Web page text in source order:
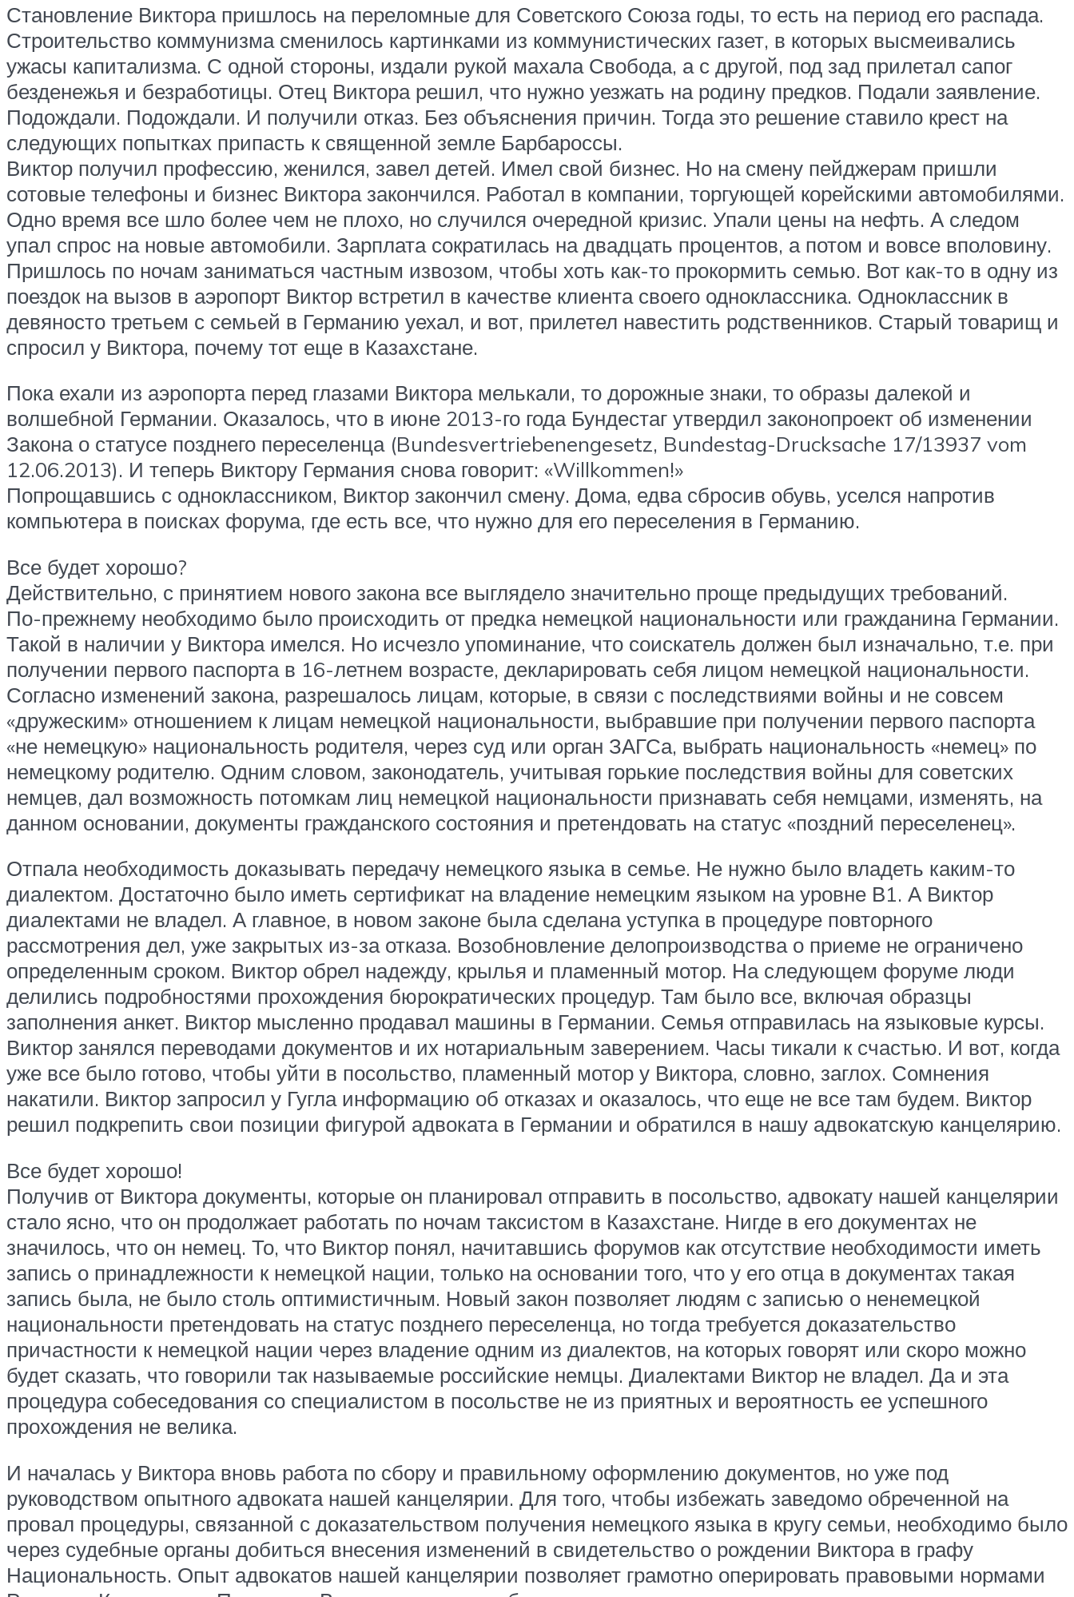
Становление Виктора пришлось на переломные для Советского Союза годы, то есть на период его распада.
Строительство коммунизма сменилось картинками из коммунистических газет, в которых высмеивались
ужасы капитализма. С одной стороны, издали рукой махала Свобода, а с другой, под зад прилетал сапог
безденежья и безработицы. Отец Виктора решил, что нужно уезжать на родину предков. Подали заявление.
Подождали. Подождали. И получили отказ. Без объяснения причин. Тогда это решение ставило крест на
следующих попытках припасть к священной земле Барбароссы.
Виктор получил профессию, женился, завел детей. Имел свой бизнес. Но на смену пейджерам пришли
сотовые телефоны и бизнес Виктора закончился. Работал в компании, торгующей корейскими автомобилями.
Одно время все шло более чем не плохо, но случился очередной кризис. Упали цены на нефть. А следом
упал спрос на новые автомобили. Зарплата сократилась на двадцать процентов, а потом и вовсе вполовину.
Пришлось по ночам заниматься частным извозом, чтобы хоть как-то прокормить семью. Вот как-то в одну из
поездок на вызов в аэропорт Виктор встретил в качестве клиента своего одноклассника. Одноклассник в
девяносто третьем с семьей в Германию уехал, и вот, прилетел навестить родственников. Старый товарищ и
спросил у Виктора, почему тот еще в Казахстане.
Пока ехали из аэропорта перед глазами Виктора мелькали, то дорожные знаки, то образы далекой и
волшебной Германии. Оказалось, что в июне 2013-го года Бундестаг утвердил законопроект об изменении
Закона о статусе позднего переселенца (Bundesvertriebenengesetz, Bundestag-Drucksache 17/13937 vom
12.06.2013). И теперь Виктору Германия снова говорит: «Willkommen!»
Попрощавшись с одноклассником, Виктор закончил смену. Дома, едва сбросив обувь, уселся напротив
компьютера в поисках форума, где есть все, что нужно для его переселения в Германию.
Все будет хорошо?
Действительно, с принятием нового закона все выглядело значительно проще предыдущих требований.
По-прежнему необходимо было происходить от предка немецкой национальности или гражданина Германии.
Такой в наличии у Виктора имелся. Но исчезло упоминание, что соискатель должен был изначально, т.е. при
получении первого паспорта в 16-летнем возрасте, декларировать себя лицом немецкой национальности.
Согласно изменений закона, разрешалось лицам, которые, в связи с последствиями войны и не совсем
«дружеским» отношением к лицам немецкой национальности, выбравшие при получении первого паспорта
«не немецкую» национальность родителя, через суд или орган ЗАГСа, выбрать национальность «немец» по
немецкому родителю. Одним словом, законодатель, учитывая горькие последствия войны для советских
немцев, дал возможность потомкам лиц немецкой национальности признавать себя немцами, изменять, на
данном основании, документы гражданского состояния и претендовать на статус «поздний переселенец».
Отпала необходимость доказывать передачу немецкого языка в семье. Не нужно было владеть каким-то
диалектом. Достаточно было иметь сертификат на владение немецким языком на уровне В1. А Виктор
диалектами не владел. А главное, в новом законе была сделана уступка в процедуре повторного
рассмотрения дел, уже закрытых из-за отказа. Возобновление делопроизводства о приеме не ограничено
определенным сроком. Виктор обрел надежду, крылья и пламенный мотор. На следующем форуме люди
делились подробностями прохождения бюрократических процедур. Там было все, включая образцы
заполнения анкет. Виктор мысленно продавал машины в Германии. Семья отправилась на языковые курсы.
Виктор занялся переводами документов и их нотариальным заверением. Часы тикали к счастью. И вот, когда
уже все было готово, чтобы уйти в посольство, пламенный мотор у Виктора, словно, заглох. Сомнения
накатили. Виктор запросил у Гугла информацию об отказах и оказалось, что еще не все там будем. Виктор
решил подкрепить свои позиции фигурой адвоката в Германии и обратился в нашу адвокатскую канцелярию.
Все будет хорошо!
Получив от Виктора документы, которые он планировал отправить в посольство, адвокату нашей канцелярии
стало ясно, что он продолжает работать по ночам таксистом в Казахстане. Нигде в его документах не
значилось, что он немец. То, что Виктор понял, начитавшись форумов как отсутствие необходимости иметь
запись о принадлежности к немецкой нации, только на основании того, что у его отца в документах такая
запись была, не было столь оптимистичным. Новый закон позволяет людям с записью о ненемецкой
национальности претендовать на статус позднего переселенца, но тогда требуется доказательство
причастности к немецкой нации через владение одним из диалектов, на которых говорят или скоро можно
будет сказать, что говорили так называемые российские немцы. Диалектами Виктор не владел. Да и эта
процедура собеседования со специалистом в посольстве не из приятных и вероятность ее успешного
прохождения не велика.
И началась у Виктора вновь работа по сбору и правильному оформлению документов, но уже под
руководством опытного адвоката нашей канцелярии. Для того, чтобы избежать заведомо обреченной на
провал процедуры, связанной с доказательством получения немецкого языка в кругу семьи, необходимо было
через судебные органы добиться внесения изменений в свидетельство о рождении Виктора в графу
Национальность. Опыт адвокатов нашей канцелярии позволяет грамотно оперировать правовыми нормами